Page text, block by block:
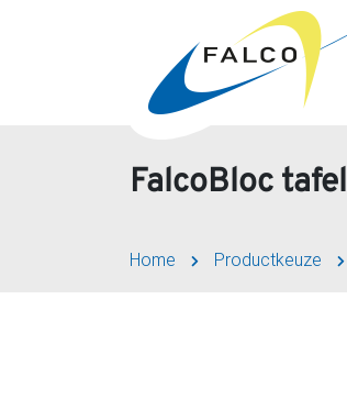
FalcoBloc tafel
Home Productkeuze